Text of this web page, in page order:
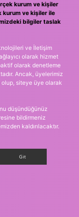
kurum ve kişiler
kurum ve kişiler ile
bilgiler taslak
ve İletişim
olarak hizmet
olarak denetleme
Ancak, üyelerimiz
olup, siteye üye olarak
düşündüğünüz
bildirmeniz
kaldırılacaktır.